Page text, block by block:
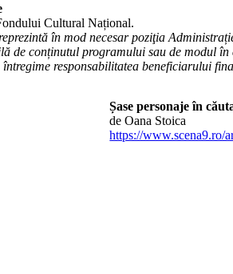
Cultural Național.
în mod necesar poziţia
de conținutul programului sau de modul
întregime responsabilitatea beneficiarului
Șase personaje în
de Oana Stoica
https://www.scena9.ro/